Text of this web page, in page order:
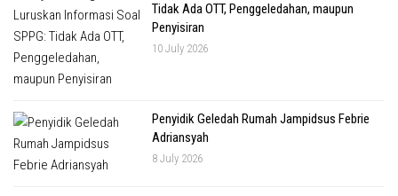
Tidak Ada OTT, Penggeledahan, maupun
Penyisiran
10 July 2026
Penyidik Geledah Rumah Jampidsus Febrie
Adriansyah
8 July 2026